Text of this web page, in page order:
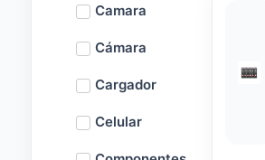
Camara
Cámara
Cargador
Celular